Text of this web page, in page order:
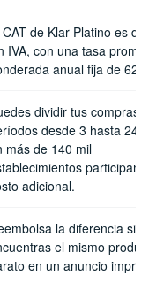
CAT de Klar Platino es
IVA, con una tasa
anual fija de
dividir tus compras
desde 3 hasta 24
más de 140 mil
adicional.
la diferencia si
el mismo
en un anuncio